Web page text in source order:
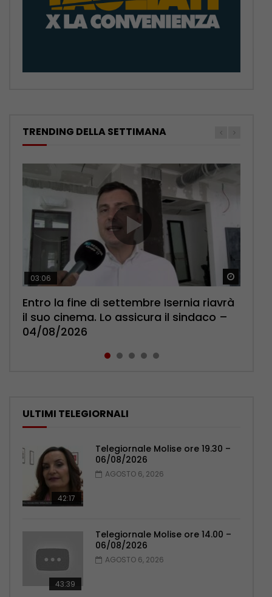
TRENDING DELLA SETTIMANA
03:06
Entro la fine di settembre Isernia riavrà
il suo cinema. Lo assicura il sindaco –
04/08/2026
01:45
Anziani ancora più soli d’estate, Uil
Pensionati: più relazioni e servizi di
prossimità – 04/08/2026
04:28
Piantedosi al giuramento alla scuola di
Polizia: impegno nel rafforzare organici
– 05/08/2026
01:53
Campobasso, due ragazzine
palpeggiate al vecchio Romagnoli –
05/08/2026
01:38
All’ospedale di Isernia riapre
l’ambulatorio per curare l’osteoporosi
– 06/08/2026
ULTIMI TELEGIORNALI
42:17
Telegiornale Molise ore 19.30 –
06/08/2026
AGOSTO 6, 2026
43:39
Telegiornale Molise ore 14.00 –
06/08/2026
AGOSTO 6, 2026